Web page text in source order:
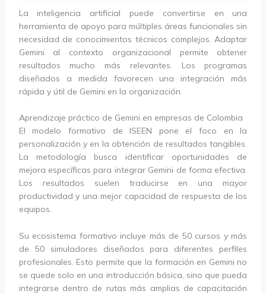
La inteligencia artificial puede convertirse en una
herramienta de apoyo para múltiples áreas funcionales sin
necesidad de conocimientos técnicos complejos. Adaptar
Gemini al contexto organizacional permite obtener
resultados mucho más relevantes. Los programas
diseñados a medida favorecen una integración más
rápida y útil de Gemini en la organización.
Aprendizaje práctico de Gemini en empresas de Colombia
El modelo formativo de ISEEN pone el foco en la
personalización y en la obtención de resultados tangibles.
La metodología busca identificar oportunidades de
mejora específicas para integrar Gemini de forma efectiva.
Los resultados suelen traducirse en una mayor
productividad y una mejor capacidad de respuesta de los
equipos.
Su ecosistema formativo incluye más de 50 cursos y más
de 50 simuladores diseñados para diferentes perfiles
profesionales. Esto permite que la formación en Gemini no
se quede solo en una introducción básica, sino que pueda
integrarse dentro de rutas más amplias de capacitación